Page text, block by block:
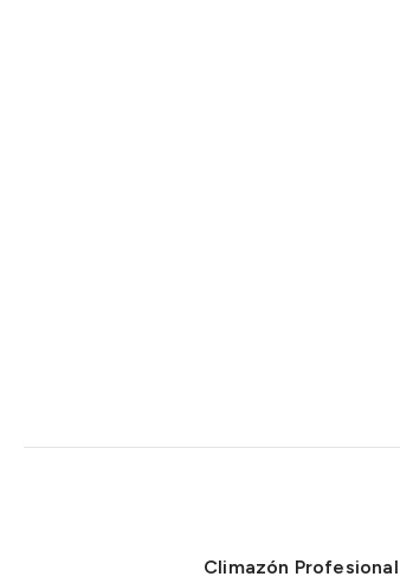
Climazón